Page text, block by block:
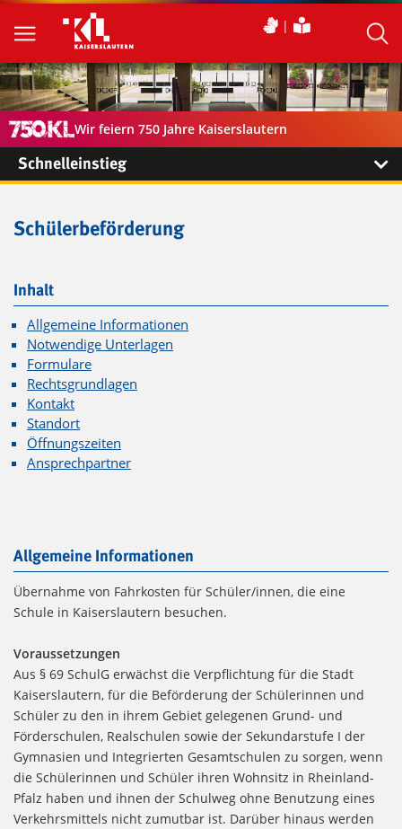
Wir feiern 750 Jahre Kaiserslautern
Schnelleinstieg
Schülerbeförderung
Inhalt
Allgemeine Informationen
Notwendige Unterlagen
Formulare
Rechtsgrundlagen
Kontakt
Standort
Öffnungszeiten
Ansprechpartner
Allgemeine Informationen
Übernahme von Fahrkosten für Schüler/innen, die eine
Schule in Kaiserslautern besuchen.
Voraussetzungen
Aus § 69 SchulG erwächst die Verpflichtung für die Stadt
Kaiserslautern, für die Beförderung der Schülerinnen und
Schüler zu den in ihrem Gebiet gelegenen Grund- und
Förderschulen, Realschulen sowie der Sekundarstufe I der
Gymnasien und Integrierten Gesamtschulen zu sorgen, wenn
die Schülerinnen und Schüler ihren Wohnsitz in Rheinland-
Pfalz haben und ihnen der Schulweg ohne Benutzung eines
Verkehrsmittels nicht zumutbar ist. Darüber hinaus werden